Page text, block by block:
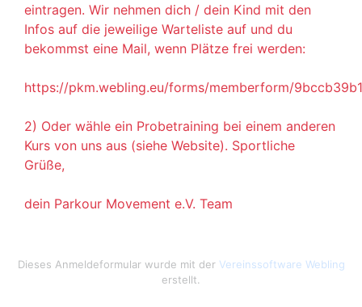
eintragen. Wir nehmen dich / dein Kind mit den
Infos auf die jeweilige Warteliste auf und du
bekommst eine Mail, wenn Plätze frei werden:
https://pkm.webling.eu/forms/memberform/
2) Oder wähle ein Probetraining bei einem anderen
Kurs von uns aus (siehe Website). Sportliche
Grüße,
dein Parkour Movement e.V. Team
Dieses Anmeldeformular wurde mit der Vereinssoftware Webling
erstellt.